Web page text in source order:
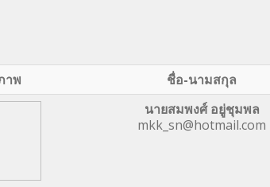
าพ ชื่อ-นามสกุล
นายสมพงศ์ อยู่ชุมพล
mkk_sn@hotmail.com